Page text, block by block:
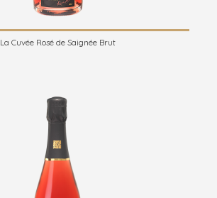
La Cuvée Rosé de Saignée Brut